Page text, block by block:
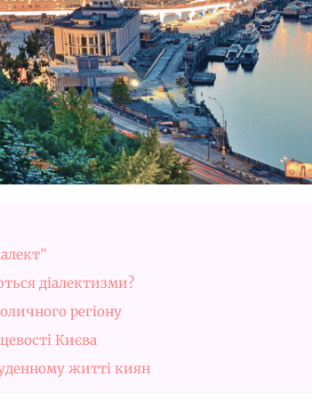
діалектизми?
регіону
Києва
житті киян